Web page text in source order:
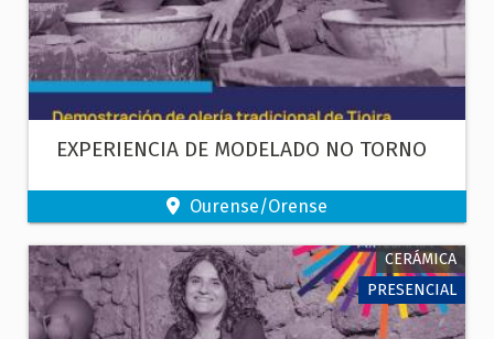
EXPERIENCIA DE MODELADO NO TORNO
Ourense/Orense
CERÁMICA
PRESENCIAL